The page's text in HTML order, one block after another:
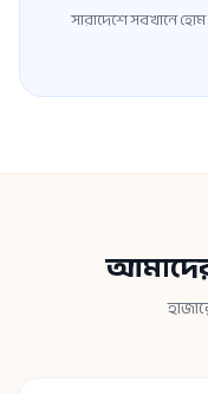
সারাদেশে সবখানে